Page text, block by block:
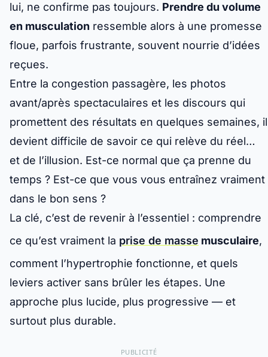
lui, ne confirme pas toujours. Prendre du volume
en musculation ressemble alors à une promesse
floue, parfois frustrante, souvent nourrie d’idées
reçues.
Entre la congestion passagère, les photos
avant/après spectaculaires et les discours qui
promettent des résultats en quelques semaines, il
devient difficile de savoir ce qui relève du réel…
et de l’illusion. Est-ce normal que ça prenne du
temps ? Est-ce que vous vous entraînez vraiment
dans le bon sens ?
La clé, c’est de revenir à l’essentiel : comprendre
ce qu’est vraiment la prise de masse musculaire,
comment l’hypertrophie fonctionne, et quels
leviers activer sans brûler les étapes. Une
approche plus lucide, plus progressive — et
surtout plus durable.
PUBLICITÉ